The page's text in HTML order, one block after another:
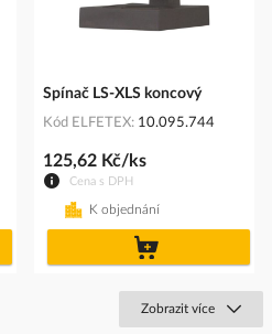
Spínač LS-XLS koncový
Kód ELFETEX 10.095.744
Cena s DPH
125,62 Kč/ks
K objednání
Zobrazit více